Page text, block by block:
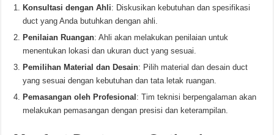
Konsultasi dengan Ahli: Diskusikan kebutuhan dan spesifikasi
duct yang Anda butuhkan dengan ahli.
Penilaian Ruangan: Ahli akan melakukan penilaian untuk
menentukan lokasi dan ukuran duct yang sesuai.
Pemilihan Material dan Desain: Pilih material dan desain duct
yang sesuai dengan kebutuhan dan tata letak ruangan.
Pemasangan oleh Profesional : Tim teknisi berpengalaman akan
melakukan pemasangan dengan presisi dan keterampilan.